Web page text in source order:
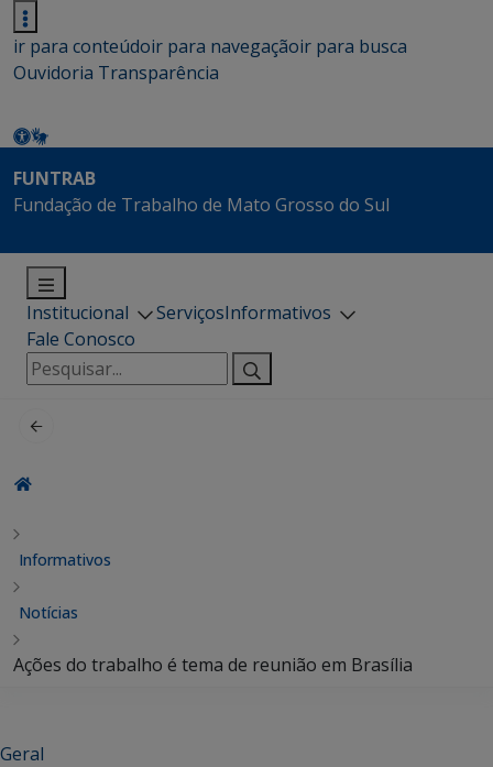
ir para conteúdoir para navegaçãoir para busca
Ouvidoria Transparência
FUNTRAB
Fundação de Trabalho de Mato Grosso do Sul
Institucional ServiçosInformativos
Fale Conosco
Pesquisar
por:
Informativos
Notícias
Ações do trabalho é tema de reunião em Brasília
Geral